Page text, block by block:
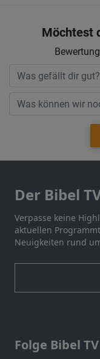
Möchtest
Der Bibel
Verpasse keine
aktuellen
Neuigkeiten rund
Folge Bibel